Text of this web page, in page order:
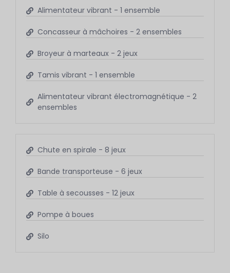
Alimentateur vibrant - 1 ensemble
Concasseur à mâchoires - 2 ensembles
Broyeur à marteaux - 2 jeux
Tamis vibrant - 1 ensemble
Alimentateur vibrant électromagnétique - 2
ensembles
Chute en spirale - 8 jeux
Bande transporteuse - 6 jeux
Table à secousses - 12 jeux
Pompe à boues
Silo